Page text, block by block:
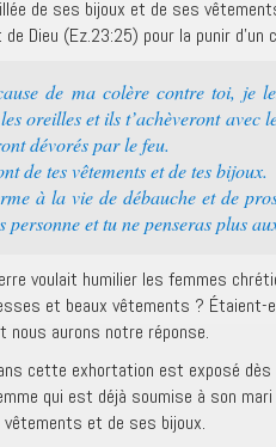
de ses bijoux et de ses
Dieu (Ez.23:25) pour la punir
de ma colère contre toi, je
oreilles et ils t’achèveront avec
dévorés par le feu.
de tes vêtements et de tes bijoux.
à la vie de débauche et de
personne et tu ne penseras plus
voulait humilier les femmes
et beaux vêtements ? Étaient-
nous aurons notre réponse.
cette exhortation est exposé
qui est déjà soumise à son
vêtements et de ses bijoux.